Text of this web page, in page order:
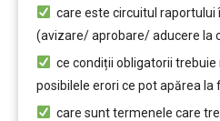
care este circuitul
(avizare/ aprobare/ aducere la
ce condiții obligatorii
posibilele erori ce pot apărea la
care sunt termenele care